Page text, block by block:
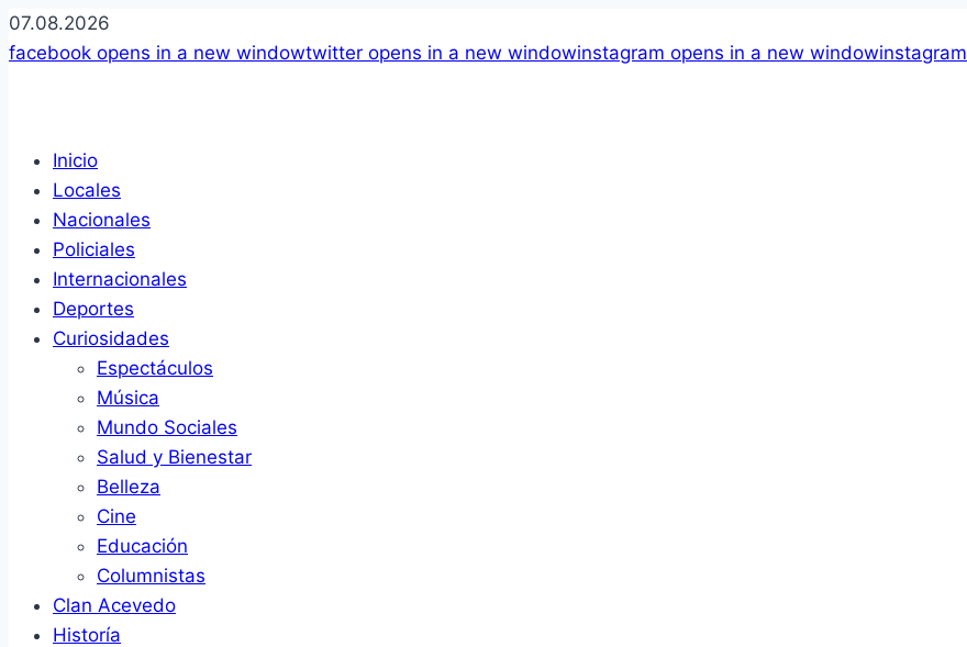
07.08.2026
facebook opens in a new windowtwitter opens in a new windowinstagram opens in a new windowinstagram
Inicio
Locales
Nacionales
Policiales
Internacionales
Deportes
Curiosidades
Espectáculos
Música
Mundo Sociales
Salud y Bienestar
Belleza
Cine
Educación
Columnistas
Clan Acevedo
Historía